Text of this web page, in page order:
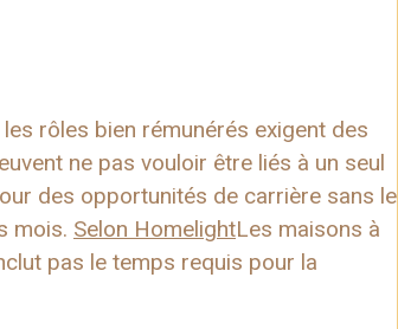
rôles bien rémunérés exigent des
ne pas vouloir être liés à un seul
des opportunités de carrière sans le
mois. Selon HomelightLes maisons à
pas le temps requis pour la